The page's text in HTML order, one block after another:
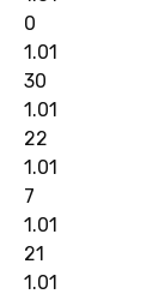
0
1.01
30
1.01
22
1.01
7
1.01
21
1.01